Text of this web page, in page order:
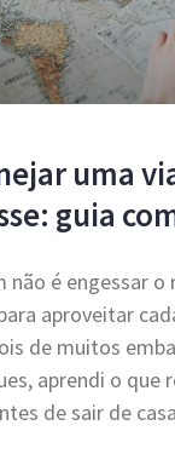
uma
guia
não é engessar
aproveitar
de muitos
aprendi o que
de sair de